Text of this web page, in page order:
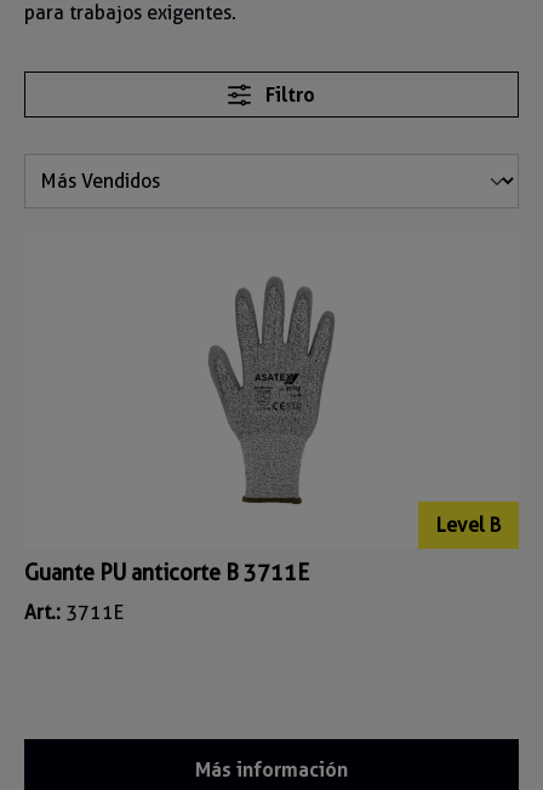
para trabajos exigentes.
Filtro
Level B
Guante PU anticorte B 3711E
Art.: 3711E
Más información